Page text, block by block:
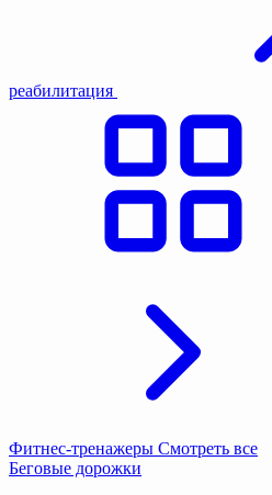
реабилитация
Фитнес-тренажеры Смотреть все
Беговые дорожки